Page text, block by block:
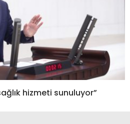
hizmeti sunuluyor”